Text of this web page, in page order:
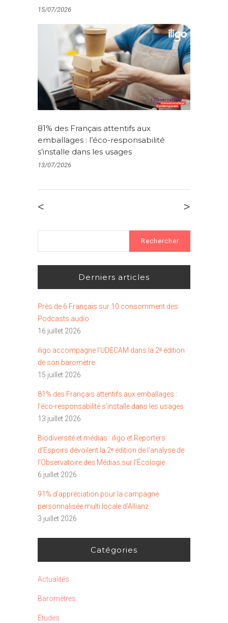
15/07/2026
81% des Français attentifs aux
emballages : l’éco-responsabilité
s’installe dans les usages
13/07/2026
< >
Derniers articles
Près de 6 Français sur 10 consomment des
Podcasts audio
16 juillet 2026
iligo accompagne l’UDECAM dans la 2ᵉ édition
de son baromètre
15 juillet 2026
81% des Français attentifs aux emballages :
l’éco-responsabilité s’installe dans les usages
13 juillet 2026
Biodiversité et médias : iligo et Reporters
d’Espoirs dévoilent la 2ᵉ édition de l’analyse de
l’Observatoire des Médias sur l’Écologie
6 juillet 2026
91% d’appréciation pour la campagne
personnalisée multi locale d’Allianz
3 juillet 2026
Catégories
Actualités
Baromètres
Études